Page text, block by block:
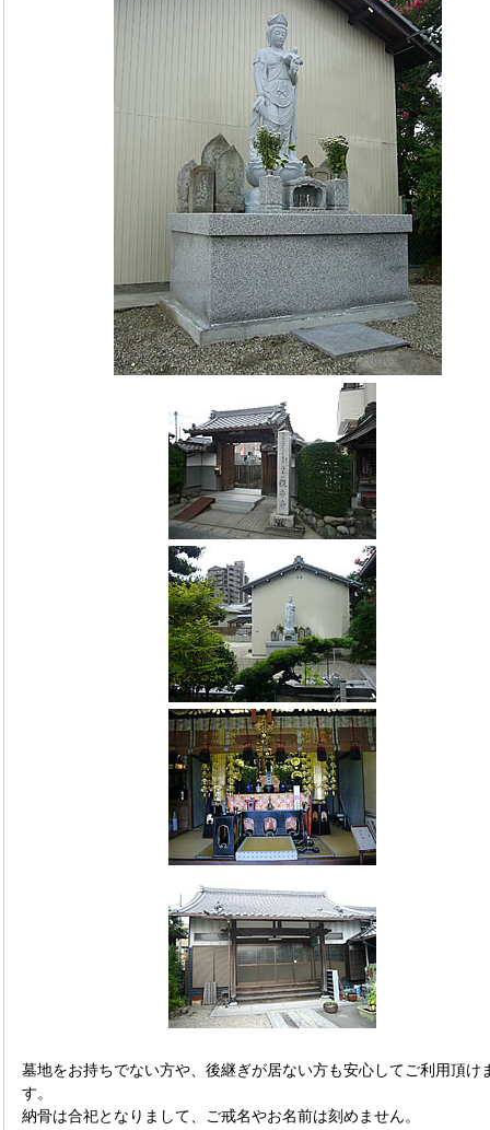
墓地をお持ちでない方や、後継ぎが居ない方も安心してご利用頂け
す。
納骨は合祀となりまして、ご戒名やお名前は刻めません。